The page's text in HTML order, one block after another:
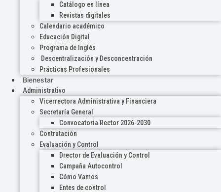
Catálogo en línea
Revistas digitales
Calendario académico
Educación Digital
Programa de Inglés
Descentralización y Desconcentración
Prácticas Profesionales
Bienestar
Administrativo
Vicerrectora Administrativa y Financiera
Secretaría General
Convocatoria Rector 2026-2030
Contratación
Evaluación y Control
Drector de Evaluación y Control
Campaña Autocontrol
Cómo Vamos
Entes de control